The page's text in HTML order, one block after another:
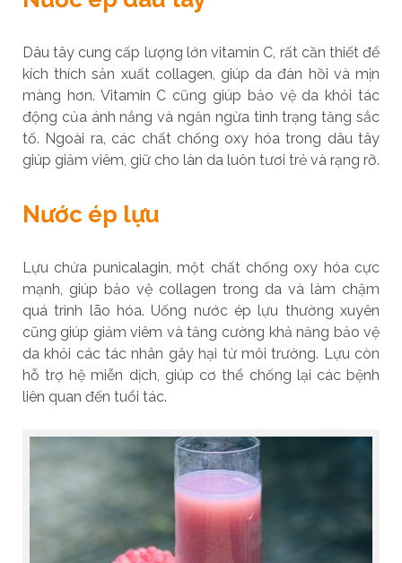
Dâu tây cung cấp lượng lớn vitamin C, rất cần thiết để
kích thích sản xuất collagen, giúp da đàn hồi và mịn
màng hơn. Vitamin C cũng giúp bảo vệ da khỏi tác
động của ánh nắng và ngăn ngừa tình trạng tăng sắc
tố. Ngoài ra, các chất chống oxy hóa trong dâu tây
giúp giảm viêm, giữ cho làn da luôn tươi trẻ và rạng rỡ.
Nước ép lựu
Lựu chứa punicalagin, một chất chống oxy hóa cực
mạnh, giúp bảo vệ collagen trong da và làm chậm
quá trình lão hóa. Uống nước ép lựu thường xuyên
cũng giúp giảm viêm và tăng cường khả năng bảo vệ
da khỏi các tác nhân gây hại từ môi trường. Lựu còn
hỗ trợ hệ miễn dịch, giúp cơ thể chống lại các bệnh
liên quan đến tuổi tác.